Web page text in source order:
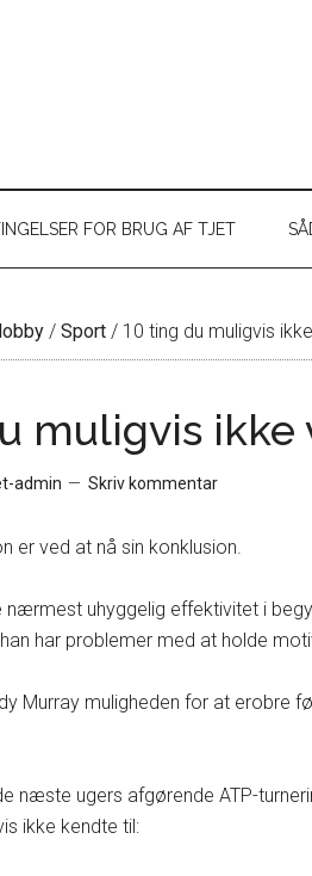
FOR BRUG AF TJET
/ Sport / 10 ting du muligvis
muligvis ikke
admin Skriv kommentar
er ved at nå sin konklusion.
nærmest uhyggelig effektivitet i
har problemer med at holde
Murray muligheden for at erobre
næste ugers afgørende ATP-
ikke kendte til: